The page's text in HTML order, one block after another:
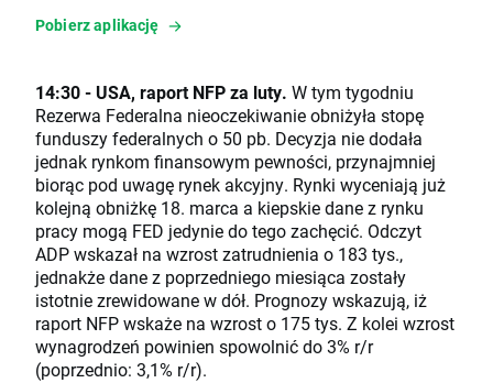
Pobierz aplikację
14:30 - USA, raport NFP za luty. W tym tygodniu
Rezerwa Federalna nieoczekiwanie obniżyła stopę
funduszy federalnych o 50 pb. Decyzja nie dodała
jednak rynkom finansowym pewności, przynajmniej
biorąc pod uwagę rynek akcyjny. Rynki wyceniają już
kolejną obniżkę 18. marca a kiepskie dane z rynku
pracy mogą FED jedynie do tego zachęcić. Odczyt
ADP wskazał na wzrost zatrudnienia o 183 tys.,
jednakże dane z poprzedniego miesiąca zostały
istotnie zrewidowane w dół. Prognozy wskazują, iż
raport NFP wskaże na wzrost o 175 tys. Z kolei wzrost
wynagrodzeń powinien spowolnić do 3% r/r
(poprzednio: 3,1% r/r).